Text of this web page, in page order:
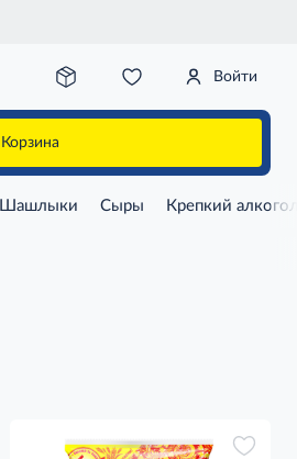
Войти
Корзина
Шашлыки Сыры Крепкий